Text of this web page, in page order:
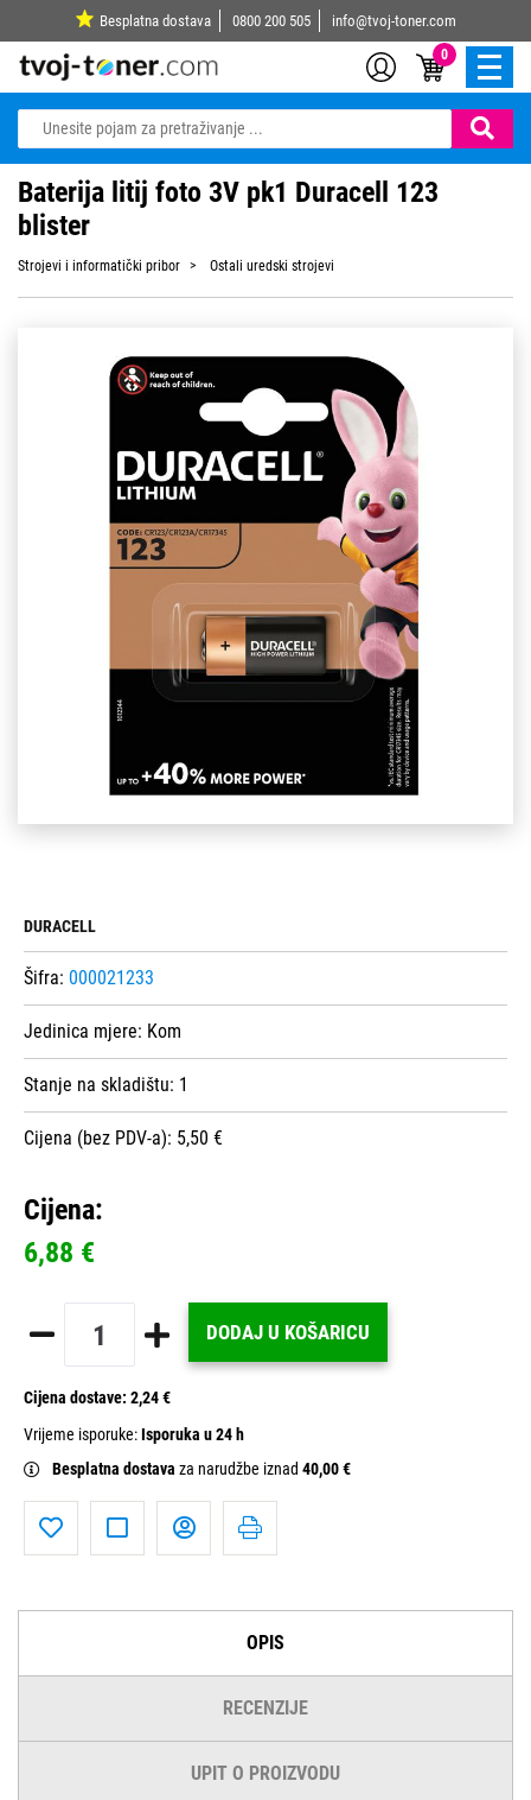
Besplatna dostava 0800 200 505 info@tvoj-toner.com
0
Baterija litij foto 3V pk1 Duracell 123
blister
Strojevi i informatički pribor Ostali uredski strojevi
DURACELL
Šifra: 000021233
Jedinica mjere: Kom
Stanje na skladištu: 1
Cijena (bez PDV-a): 5,50 €
Cijena:
6,88 €
DODAJ U KOŠARICU
Cijena dostave: 2,24 €
Vrijeme isporuke:Isporuka u 24 h
Besplatna dostava za narudžbe iznad 40,00 €
OPIS
RECENZIJE
UPIT O PROIZVODU